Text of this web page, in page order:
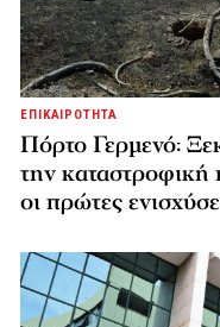
ΕΠΙΚΑΙΡΟΤΗΤΑ
Πόρτο Γερμενό:
την
οι πρώτες